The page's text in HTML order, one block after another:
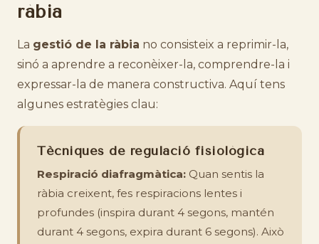
ràbia
La gestió de la ràbia no consisteix a reprimir-la,
sinó a aprendre a reconèixer-la, comprendre-la i
expressar-la de manera constructiva. Aquí tens
algunes estratègies clau:
Tècniques de regulació fisiològica
Respiració diafragmàtica: Quan sentis la
ràbia creixent, fes respiracions lentes i
profundes (inspira durant 4 segons, mantén
durant 4 segons, expira durant 6 segons). Això